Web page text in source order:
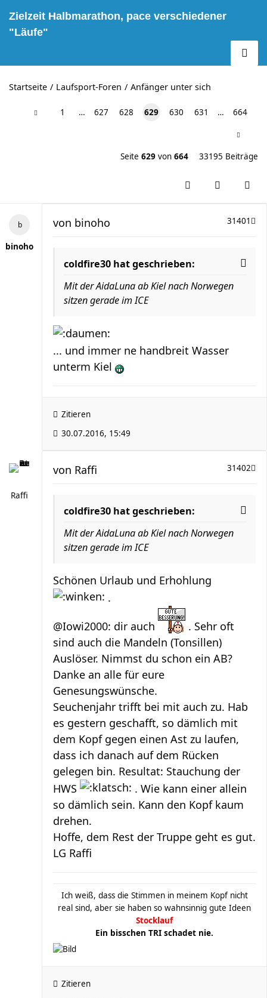
Zielzeit Halbmarathon, pace verschiedener
"Läufe"
Startseite Laufsport-Foren Anfänger unter sich
1 … 627 628 629 630 631 … 664
Seite 629 von 664 33195 Beiträge
binoho
31401
von binoho
coldfire30 hat geschrieben:
Mit der AidaLuna ab Kiel nach Norwegen
sitzen gerade im ICE
... und immer ne handbreit Wasser
unterm Kiel
Zitieren
30.07.2016, 15:49
Raffi
31402
von Raffi
coldfire30 hat geschrieben:
Mit der AidaLuna ab Kiel nach Norwegen
sitzen gerade im ICE
Schönen Urlaub und Erhohlung
.
@Iowi2000: dir auch
. Sehr oft
sind auch die Mandeln (Tonsillen)
Auslöser. Nimmst du schon ein AB?
Danke an alle für eure
Genesungswünsche.
Seuchenjahr trifft bei mit auch zu. Hab
es gestern geschafft, so dämlich mit
dem Kopf gegen einen Ast zu laufen,
dass ich danach auf dem Rücken
gelegen bin. Resultat: Stauchung der
HWS
. Wie kann einer allein
so dämlich sein. Kann den Kopf kaum
drehen.
Hoffe, dem Rest der Truppe geht es gut.
LG Raffi
Ich weiß, dass die Stimmen in meinem Kopf nicht
real sind, aber sie haben so wahnsinnig gute Ideen
Stocklauf
Ein bisschen TRI schadet nie.
Zitieren